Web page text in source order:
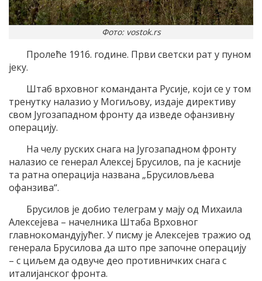
Фото: vostok.rs
Пролеће 1916. године. Први светски рат у пуном
јеку.
Штаб врховног команданта Русије, који се у том
тренутку налазио у Могиљову, издаје директиву
свом Југозападном фронту да изведе офанзивну
операцију.
На челу руских снага на Југозападном фронту
налазио се генерал Алексеј Брусилов, па је касније
та ратна операција названа „Брусиловљева
офанзива“.
Брусилов је добио телеграм у мају од Михаила
Алексејева – начелника Штаба Врховног
главнокомандујућег. У писму је Алексејев тражио од
генерала Брусилова да што пре започне операцију
– с циљем да одвуче део противничких снага с
италијанског фронта.